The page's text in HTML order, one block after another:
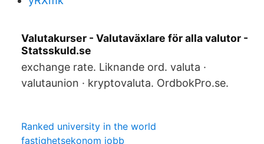
Valutakurser - Valutaväxlare för alla valutor -
Statsskuld.se
exchange rate. Liknande ord. valuta ·
valutaunion · kryptovaluta. OrdbokPro.se.
Ranked university in the world
fastighetsekonom jobb